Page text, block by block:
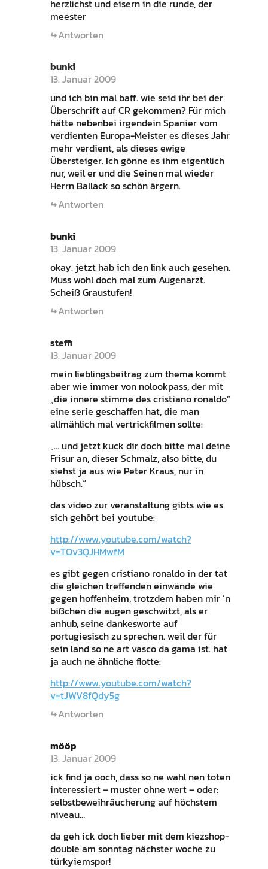
herzlichst und eisern in die runde, der
meester
Antworten
bunki
13. Januar 2009
und ich bin mal baff. wie seid ihr bei der
Überschrift auf CR gekommen? Für mich
hätte nebenbei irgendein Spanier vom
verdienten Europa-Meister es dieses Jahr
mehr verdient, als dieses ewige
Übersteiger. Ich gönne es ihm eigentlich
nur, weil er und die Seinen mal wieder
Herrn Ballack so schön ärgern.
Antworten
bunki
13. Januar 2009
okay. jetzt hab ich den link auch gesehen.
Muss wohl doch mal zum Augenarzt.
Scheiß Graustufen!
Antworten
steffi
13. Januar 2009
mein lieblingsbeitrag zum thema kommt
aber wie immer von nolookpass, der mit
„die innere stimme des cristiano ronaldo“
eine serie geschaffen hat, die man
allmählich mal vertrickfilmen sollte:
„… und jetzt kuck dir doch bitte mal deine
Frisur an, dieser Schmalz, also bitte, du
siehst ja aus wie Peter Kraus, nur in
hübsch.“
das video zur veranstaltung gibts wie es
sich gehört bei youtube:
http://www.youtube.com/watch?
v=TOv3QJHMwfM
es gibt gegen cristiano ronaldo in der tat
die gleichen treffenden einwände wie
gegen hoffenheim, trotzdem haben mir ´n
bißchen die augen geschwitzt, als er
anhub, seine dankesworte auf
portugiesisch zu sprechen. weil der für
sein land so ne art vasco da gama ist. hat
ja auch ne ähnliche flotte:
http://www.youtube.com/watch?
v=tJWV8fQdy5g
Antworten
mööp
13. Januar 2009
ick find ja ooch, dass so ne wahl nen toten
interessiert – muster ohne wert – oder:
selbstbeweihräucherung auf höchstem
niveau…
da geh ick doch lieber mit dem kiezshop-
double am sonntag nächster woche zu
türkyiemspor!